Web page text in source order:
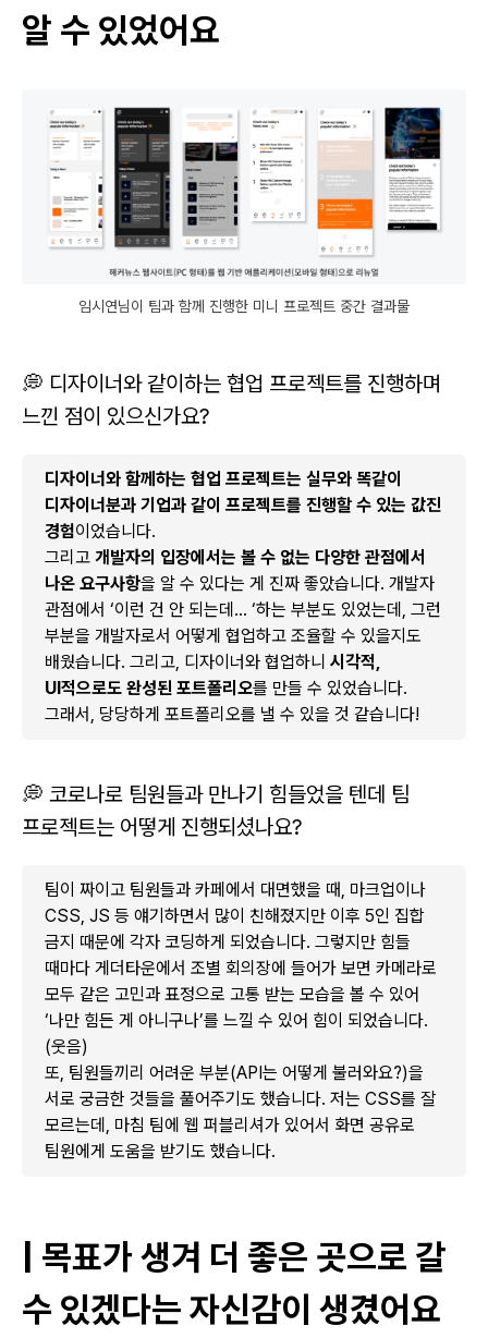
알 수 있었어요
임시연님이 팀과 함께 진행한 미니 프로젝트 중간 결과물
💭 디자이너와 같이하는 협업 프로젝트를 진행하며
느낀 점이 있으신가요?
디자이너와 함께하는 협업 프로젝트는 실무와 똑같이
디자이너분과 기업과 같이 프로젝트를 진행할 수 있는 값진
경험이었습니다.
그리고 개발자의 입장에서는 볼 수 없는 다양한 관점에서
나온 요구사항을 알 수 있다는 게 진짜 좋았습니다. 개발자
관점에서 ‘이런 건 안 되는데… ‘하는 부분도 있었는데, 그런
부분을 개발자로서 어떻게 협업하고 조율할 수 있을지도
배웠습니다. 그리고, 디자이너와 협업하니 시각적,
UI적으로도 완성된 포트폴리오를 만들 수 있었습니다.
그래서, 당당하게 포트폴리오를 낼 수 있을 것 같습니다!
💭 코로나로 팀원들과 만나기 힘들었을 텐데 팀
프로젝트는 어떻게 진행되셨나요?
팀이 짜이고 팀원들과 카페에서 대면했을 때, 마크업이나
CSS, JS 등 얘기하면서 많이 친해졌지만 이후 5인 집합
금지 때문에 각자 코딩하게 되었습니다. 그렇지만 힘들
때마다 게더타운에서 조별 회의장에 들어가 보면 카메라로
모두 같은 고민과 표정으로 고통 받는 모습을 볼 수 있어
‘나만 힘든 게 아니구나’를 느낄 수 있어 힘이 되었습니다.
(웃음)
또, 팀원들끼리 어려운 부분(API는 어떻게 불러와요?)을
서로 궁금한 것들을 풀어주기도 했습니다. 저는 CSS를 잘
모르는데, 마침 팀에 웹 퍼블리셔가 있어서 화면 공유로
팀원에게 도움을 받기도 했습니다.
| 목표가 생겨 더 좋은 곳으로 갈
수 있겠다는 자신감이 생겼어요